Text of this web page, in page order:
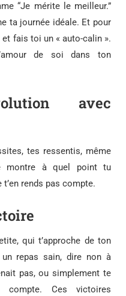
“Je mérite le meilleur.”
ta journée idéale. Et pour
fais toi un « auto-calin ».
de soi dans ton
avec
tes ressentis, même
montre à quel point tu
rends pas compte.
qui t’approche de ton
un repas sain, dire non à
pas, ou simplement te
Ces victoires